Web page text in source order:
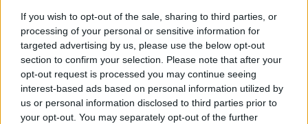
If you wish to opt-out of the sale, sharing to third parties, or
processing of your personal or sensitive information for
targeted advertising by us, please use the below opt-out
section to confirm your selection. Please note that after your
opt-out request is processed you may continue seeing
interest-based ads based on personal information utilized by
us or personal information disclosed to third parties prior to
your opt-out. You may separately opt-out of the further
πρόταση παραπομπής του στενού συνεργάτη και
κορυφαίου υπουργού του, κ. Παππά για ένα
βαρύτατο αδίκημα για δημόσιο λειτουργό: την
παράβαση καθήκοντος. Γι΄αυτήν θα κληθούν να
ψηφίσουν οι βουλευτές» και κατέληξε: «Αντί
λοιπόν να μιλά για ευτελισμό της δημοκρατίας ο